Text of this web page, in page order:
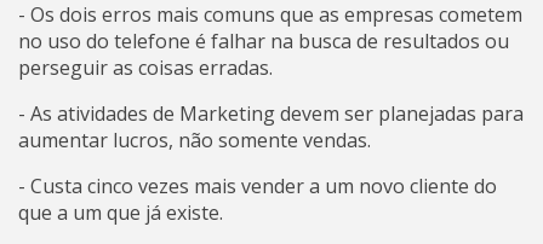
- Os dois erros mais comuns que as empresas cometem
no uso do telefone é falhar na busca de resultados ou
perseguir as coisas erradas.
- As atividades de Marketing devem ser planejadas para
aumentar lucros, não somente vendas.
- Custa cinco vezes mais vender a um novo cliente do
que a um que já existe.